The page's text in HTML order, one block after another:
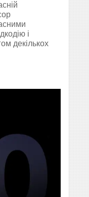
і
декількох